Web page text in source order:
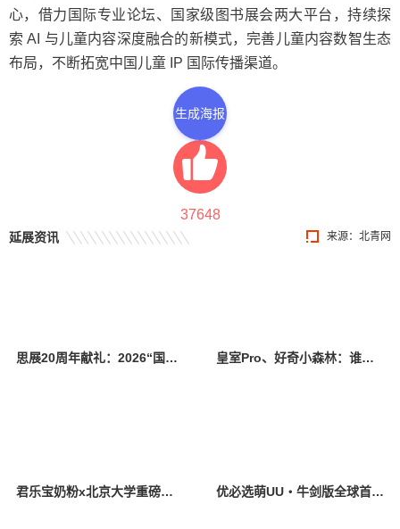
心，借力国际专业论坛、国家级图书展会两大平台，持续探
索 AI 与儿童内容深度融合的新模式，完善儿童内容数智生态
布局，不断拓宽中国儿童 IP 国际传播渠道。
生成海报
37648
来源：北青网
延展资讯
思展20周年献礼：2026“国际儿童基础汉字认读大赛”报名正式开启 皇室Pro、好奇小森林：谁才是真正不勒胖宝宝肚子大腿的纸尿裤？
君乐宝奶粉x北京大学重磅成果发布：中国多民族母乳研究+临床实证双突破 优必选萌UU・牛剑版全球首发，打造AI时代育娃新标杆